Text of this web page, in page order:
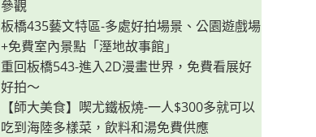
參觀
板橋435藝文特區-多處好拍場景、公園遊戲場
+免費室內景點「溼地故事館」
重回板橋543-進入2D漫畫世界，免費看展好
好拍～
【師大美食】喫尤鐵板燒-一人$300多就可以
吃到海陸多樣菜，飲料和湯免費供應